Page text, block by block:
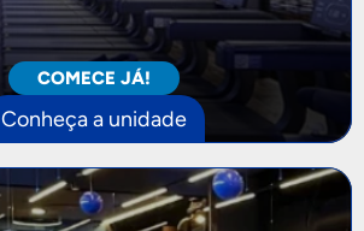
COMECE JÁ!
Conheça a unidade